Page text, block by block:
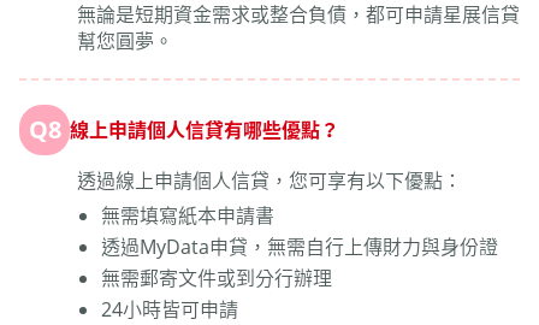
無論是短期資金需求或整合負債，都可申請星展信貸
幫您圓夢。
Q8 線上申請個人信貸有哪些優點？
透過線上申請個人信貸，您可享有以下優點：
無需填寫紙本申請書
透過MyData申貸，無需自行上傳財力與身份證
無需郵寄文件或到分行辦理
24小時皆可申請